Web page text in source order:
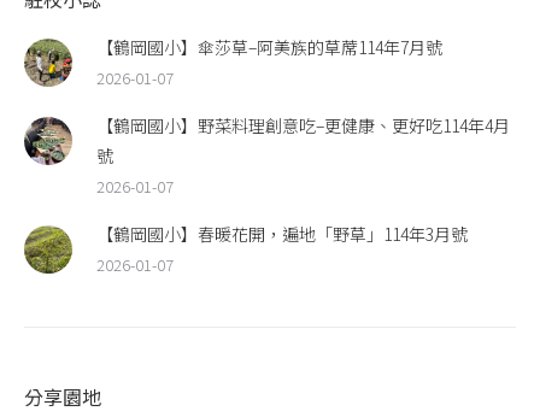
【鶴岡國小】傘莎草–阿美族的草蓆114年7月號
2026-01-07
【鶴岡國小】野菜料理創意吃–更健康、更好吃114年4月
號
2026-01-07
【鶴岡國小】春暖花開，遍地「野草」114年3月號
2026-01-07
分享園地